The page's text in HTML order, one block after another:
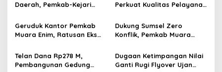
s
i
p
o
s
Daerah, Pemkab-Kejari
Pendampingan Hukum
Perkuat Kualitas Pelayanan
LAPOR dan PPID
Geruduk Kantor Pemkab
Muara Enim, Ratusan Eks
Perusahaan Lunasi Hak
Pekerja
Dukung Sumsel Zero
Konflik, Pemkab Muara
Cegah Intoleransi dan
Radikalisme
Telan Dana Rp278 M,
Pembangunan Gedung
Dugaan Ketimpangan Nilai
Ganti Rugi Flyover Ujan